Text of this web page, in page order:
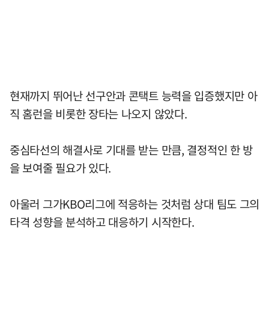
현재까지 뛰어난 선구안과 콘택트 능력을 입증했지만 아
직 홈런을 비롯한 장타는 나오지 않았다.
중심타선의 해결사로 기대를 받는 만큼, 결정적인 한 방
을 보여줄 필요가 있다.
아울러 그가KBO리그에 적응하는 것처럼 상대 팀도 그의
타격 성향을 분석하고 대응하기 시작한다.